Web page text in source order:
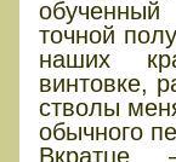
точной
наших
винтовке,
стволы
обычного
Вкратце